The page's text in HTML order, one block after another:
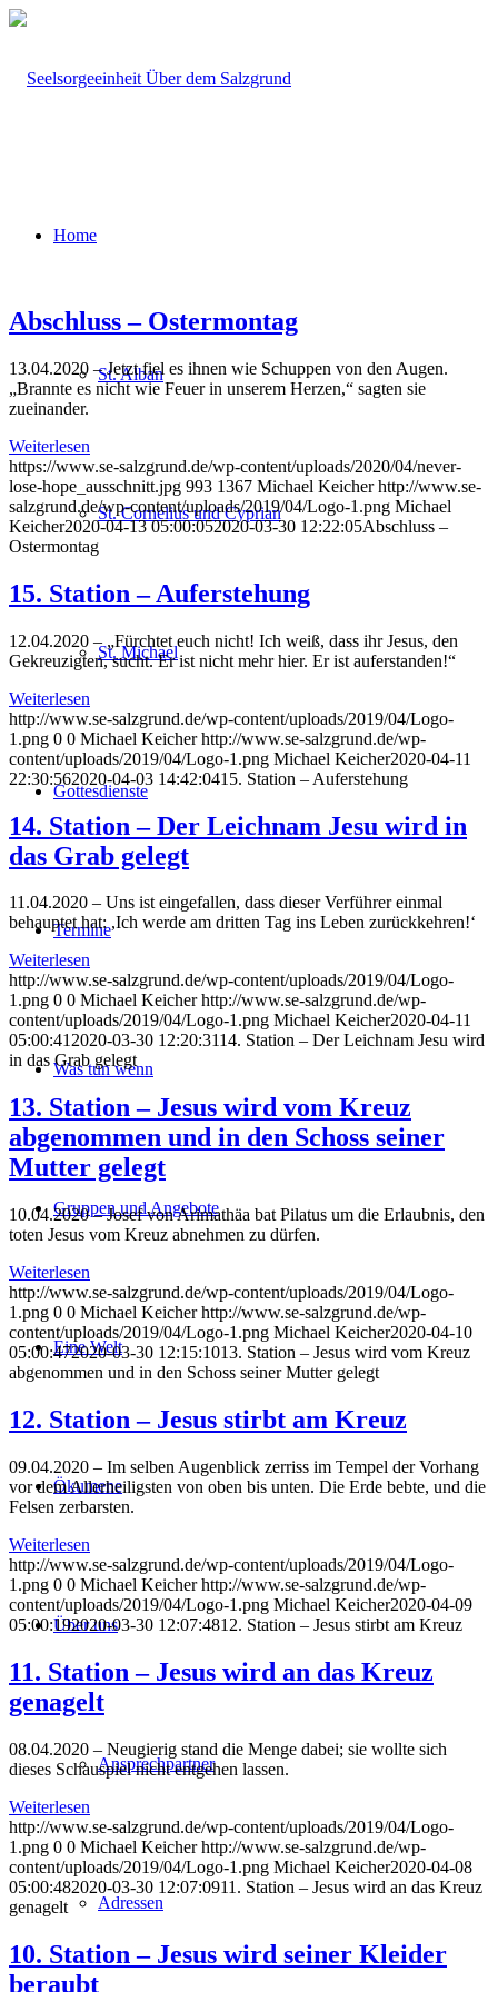
Home
St. Alban
St. Cornelius und Cyprian
St. Michael
Gottesdienste
Termine
Was tun wenn
Gruppen und Angebote
Eine Welt
Ökumene
Über uns
Ansprechpartner
Adressen
Abschluss – Ostermontag
13.04.2020 – Jetzt fiel es ihnen wie Schuppen von den Augen.
„Brannte es nicht wie Feuer in unserem Herzen,“ sagten sie
zueinander.
Weiterlesen
https://www.se-salzgrund.de/wp-content/uploads/2020/04/never-
lose-hope_ausschnitt.jpg 993 1367 Michael Keicher http://www.se-
salzgrund.de/wp-content/uploads/2019/04/Logo-1.png Michael
Keicher2020-04-13 05:00:052020-03-30 12:22:05Abschluss –
Ostermontag
15. Station – Auferstehung
12.04.2020 – „Fürchtet euch nicht! Ich weiß, dass ihr Jesus, den
Gekreuzigten, sucht. Er ist nicht mehr hier. Er ist auferstanden!“
Weiterlesen
http://www.se-salzgrund.de/wp-content/uploads/2019/04/Logo-
1.png 0 0 Michael Keicher http://www.se-salzgrund.de/wp-
content/uploads/2019/04/Logo-1.png Michael Keicher2020-04-11
22:30:562020-04-03 14:42:0415. Station – Auferstehung
14. Station – Der Leichnam Jesu wird in
das Grab gelegt
11.04.2020 – Uns ist eingefallen, dass dieser Verführer einmal
behauptet hat: ,Ich werde am dritten Tag ins Leben zurückkehren!‘
Weiterlesen
http://www.se-salzgrund.de/wp-content/uploads/2019/04/Logo-
1.png 0 0 Michael Keicher http://www.se-salzgrund.de/wp-
content/uploads/2019/04/Logo-1.png Michael Keicher2020-04-11
05:00:412020-03-30 12:20:3114. Station – Der Leichnam Jesu wird
in das Grab gelegt
13. Station – Jesus wird vom Kreuz
abgenommen und in den Schoss seiner
Mutter gelegt
10.04.2020 – Josef von Arimathäa bat Pilatus um die Erlaubnis, den
toten Jesus vom Kreuz abnehmen zu dürfen.
Weiterlesen
http://www.se-salzgrund.de/wp-content/uploads/2019/04/Logo-
1.png 0 0 Michael Keicher http://www.se-salzgrund.de/wp-
content/uploads/2019/04/Logo-1.png Michael Keicher2020-04-10
05:00:472020-03-30 12:15:1013. Station – Jesus wird vom Kreuz
abgenommen und in den Schoss seiner Mutter gelegt
12. Station – Jesus stirbt am Kreuz
09.04.2020 – Im selben Augenblick zerriss im Tempel der Vorhang
vor dem Allerheiligsten von oben bis unten. Die Erde bebte, und die
Felsen zerbarsten.
Weiterlesen
http://www.se-salzgrund.de/wp-content/uploads/2019/04/Logo-
1.png 0 0 Michael Keicher http://www.se-salzgrund.de/wp-
content/uploads/2019/04/Logo-1.png Michael Keicher2020-04-09
05:00:192020-03-30 12:07:4812. Station – Jesus stirbt am Kreuz
11. Station – Jesus wird an das Kreuz
genagelt
08.04.2020 – Neugierig stand die Menge dabei; sie wollte sich
dieses Schauspiel nicht entgehen lassen.
Weiterlesen
http://www.se-salzgrund.de/wp-content/uploads/2019/04/Logo-
1.png 0 0 Michael Keicher http://www.se-salzgrund.de/wp-
content/uploads/2019/04/Logo-1.png Michael Keicher2020-04-08
05:00:482020-03-30 12:07:0911. Station – Jesus wird an das Kreuz
genagelt
10. Station – Jesus wird seiner Kleider
beraubt